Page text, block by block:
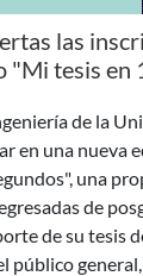
las
"Mi tesis en
de la
en una nueva
una
de
de su tesis
público